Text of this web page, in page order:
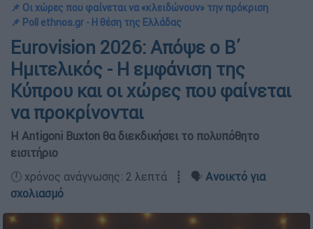
📌 Οι χώρες που φαίνεται να «κλειδώνουν» την πρόκριση
📌 Poll ethnos.gr - Η θέση της Ελλάδας
Eurovision 2026: Απόψε ο Β΄
Ημιτελικός - Η εμφάνιση της
Κύπρου και οι χώρες που φαίνεται
να προκρίνονται
Η Antigoni Buxton θα διεκδικήσει το πολυπόθητο
εισιτήριο
🕛 χρόνος ανάγνωσης: 2 λεπτά ┋ 🗣️ Ανοικτό για
σχολιασμό